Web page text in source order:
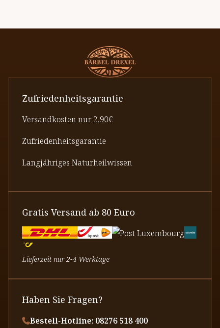
Zufriedenheitsgarantie
Versandkosten nur 2,90€
Zufriedenheitsgarantie
Langjähriges Naturheilwissen
Gratis Versand ab 80 Euro
Lieferzeit nur 2-4 Werktage
Haben Sie Fragen?
Bestell-Hotline: 08276 518 400